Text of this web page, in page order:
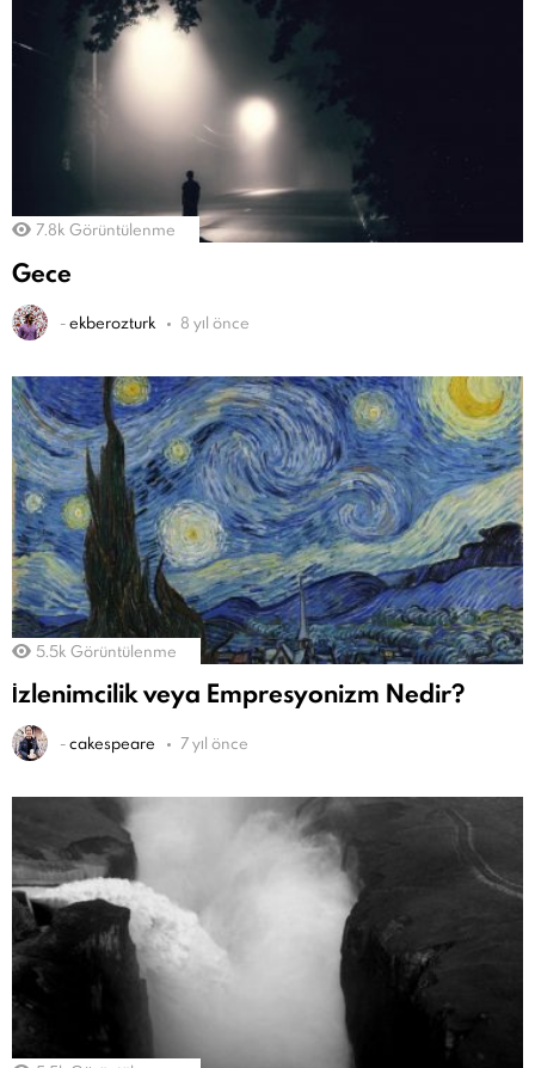
7.8k Görüntülenme
Gece
-ekberozturk 8 yıl önce
5.5k Görüntülenme
İzlenimcilik veya Empresyonizm Nedir?
-cakespeare 7 yıl önce